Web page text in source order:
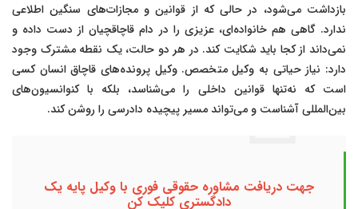
بازداشت می‌شود، در حالی که از قوانین و مجازات‌های سنگین اطلاعی
ندارد. گاهی هم خانواده‌ای، عزیزی را در دام قاچاقچیان از دست داده و
نمی‌داند از کجا باید شکایت کند. در هر دو حالت، یک نقطه مشترک وجود
دارد: نیاز حیاتی به وکیل متخصص. وکیل پرونده‌های قاچاق انسان کسی
است که نه‌تنها قوانین داخلی را می‌شناسد، بلکه با کنوانسیون‌های
بین‌المللی آشناست و می‌تواند مسیر پیچیده دادرسی را روشن کند.
جهت دریافت مشاوره حقوقی فوری با وکیل پایه یک
دادگستری کلیک کن